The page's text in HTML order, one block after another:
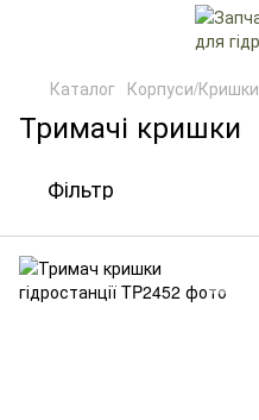
Каталог Корпуси/Кришки
Тримачі кришки
Фільтр